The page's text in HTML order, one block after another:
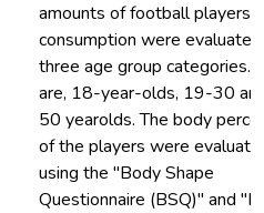
amounts of football players’
consumption were
three age group categories.
are, 18-year-olds, 19-30
50 yearolds. The body
of the players were
using the "Body Shape
Questionnaire (BSQ)" and